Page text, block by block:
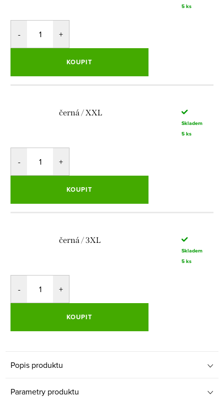
5 ks
KOUPIT
černá / XXL
Skladem
5 ks
KOUPIT
černá / 3XL
Skladem
5 ks
KOUPIT
Popis produktu
Parametry produktu